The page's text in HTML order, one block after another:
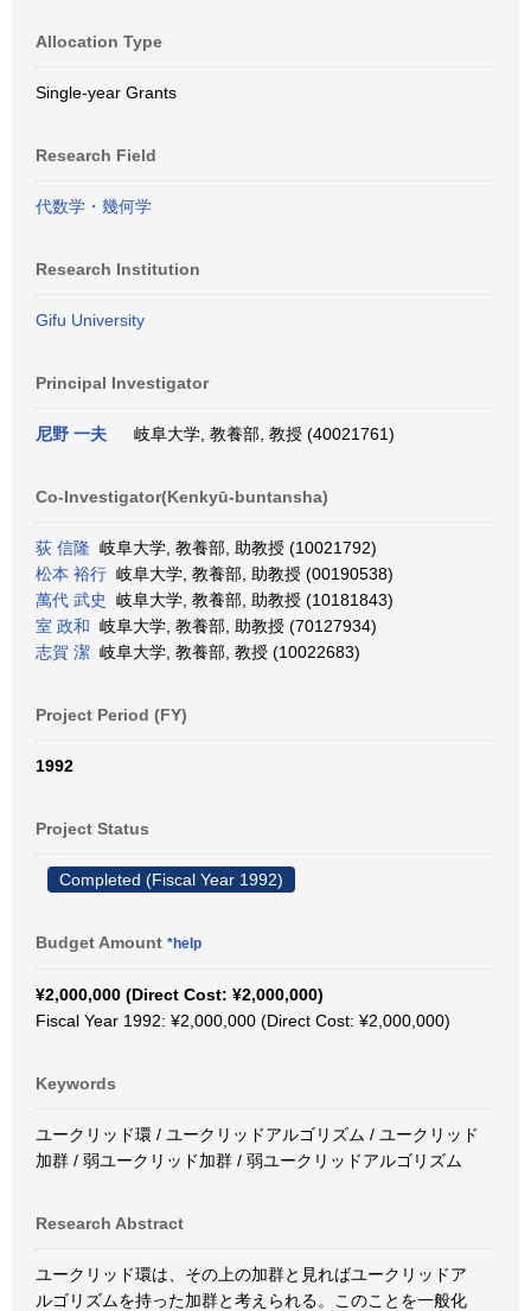
Allocation Type
Single-year Grants
Research Field
代数学・幾何学
Research Institution
Gifu University
Principal Investigator
尼野 一夫 岐阜大学, 教養部, 教授 (40021761)
Co-Investigator(Kenkyū-buntansha)
荻 信隆 岐阜大学, 教養部, 助教授 (10021792)
松本 裕行 岐阜大学, 教養部, 助教授 (00190538)
萬代 武史
岐阜大学, 教養部, 助教授 (10181843)
室 政和 岐阜大学, 教養部, 助教授 (70127934)
志賀 潔 岐阜大学, 教養部, 教授 (10022683)
Project Period (FY)
1992
Project Status
Completed (Fiscal Year 1992)
Budget Amount *help
¥2,000,000 (Direct Cost: ¥2,000,000)
Fiscal Year 1992: ¥2,000,000 (Direct Cost: ¥2,000,000)
Keywords
ユークリッド環 / ユークリッドアルゴリズム / ユークリッド
加群 / 弱ユークリッド加群 / 弱ユークリッドアルゴリズム
Research Abstract
ユークリッド環は、その上の加群と見ればユークリッドア
ルゴリズムを持った加群と考えられる。このことを一般化